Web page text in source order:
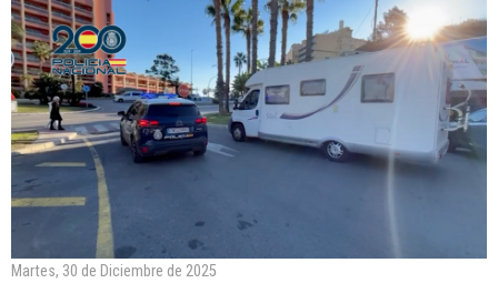
Martes, 30 de Diciembre de 2025